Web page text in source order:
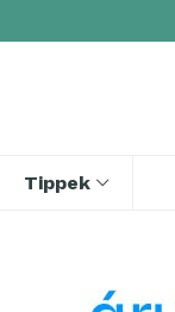
Tippek